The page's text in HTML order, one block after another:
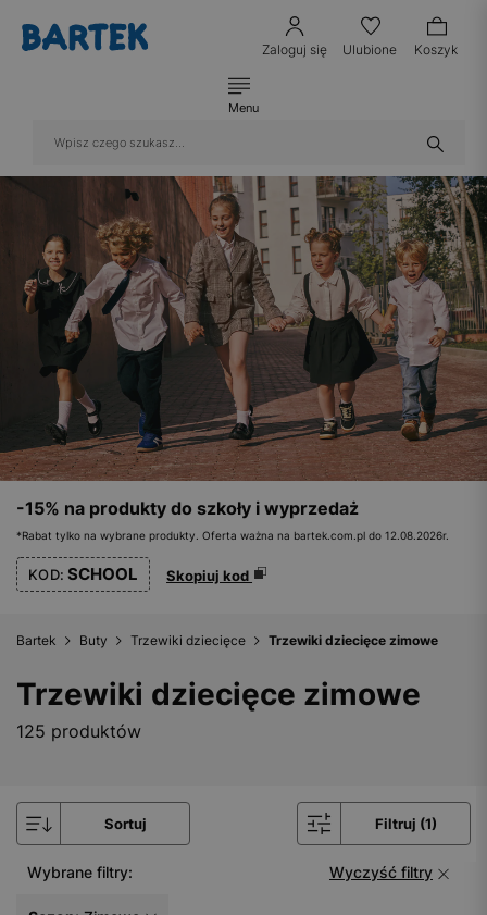
Zaloguj się Ulubione Koszyk
Menu
-15% na produkty do szkoły i wyprzedaż
*Rabat tylko na wybrane produkty. Oferta ważna na bartek.com.pl do 12.08.2026r.
KOD: SCHOOL Skopiuj kod
Bartek Buty Trzewiki dziecięce Trzewiki dziecięce zimowe
Trzewiki dziecięce zimowe
125 produktów
Sortuj Filtruj (1)
Wybrane filtry: Wyczyść filtry